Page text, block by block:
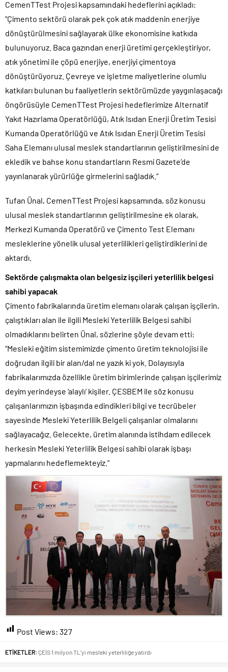
CemenTTest Projesi kapsamındaki hedeflerini açıkladı:
“Çimento sektörü olarak pek çok atık maddenin enerjiye
dönüştürülmesini sağlayarak ülke ekonomisine katkıda
bulunuyoruz. Baca gazından enerji üretimi gerçekleştiriyor,
atık yönetimi ile çöpü enerjiye, enerjiyi çimentoya
dönüştürüyoruz. Çevreye ve işletme maliyetlerine olumlu
katkıları bulunan bu faaliyetlerin sektörümüzde yaygınlaşacağı
öngörüsüyle CemenTTest Projesi hedeflerimize Alternatif
Yakıt Hazırlama Operatörlüğü, Atık Isıdan Enerji Üretim Tesisi
Kumanda Operatörlüğü ve Atık Isıdan Enerji Üretim Tesisi
Saha Elemanı ulusal meslek standartlarının geliştirilmesini de
ekledik ve bahse konu standartların Resmi Gazete’de
yayınlanarak yürürlüğe girmelerini sağladık.“
Tufan Ünal, CemenTTest Projesi kapsamında, söz konusu
ulusal meslek standartlarının geliştirilmesine ek olarak,
Merkezi Kumanda Operatörü ve Çimento Test Elemanı
mesleklerine yönelik ulusal yeterlilikleri geliştirdiklerini de
aktardı.
Sektörde çalışmakta olan belgesiz işçileri yeterlilik belgesi
sahibi yapacak
Çimento fabrikalarında üretim elemanı olarak çalışan işçilerin,
çalıştıkları alan ile ilgili Mesleki Yeterlilik Belgesi sahibi
olmadıklarını belirten Ünal, sözlerine şöyle devam etti:
“Mesleki eğitim sistemimizde çimento üretim teknolojisi ile
doğrudan ilgili bir alan/dal ne yazık ki yok. Dolayısıyla
fabrikalarımızda özellikle üretim birimlerinde çalışan işçilerimiz
deyim yerindeyse ‘alaylı’ kişiler. ÇESBEM ile söz konusu
çalışanlarımızın işbaşında edindikleri bilgi ve tecrübeler
sayesinde Mesleki Yeterlilik Belgeli çalışanlar olmalarını
sağlayacağız. Gelecekte, üretim alanında istihdam edilecek
herkesin Mesleki Yeterlilik Belgesi sahibi olarak işbaşı
yapmalarını hedeflemekteyiz.”
Post Views: 327
ETİKETLER: ÇEİS 1 milyon TL’yi mesleki yeterliliğe yatırdı